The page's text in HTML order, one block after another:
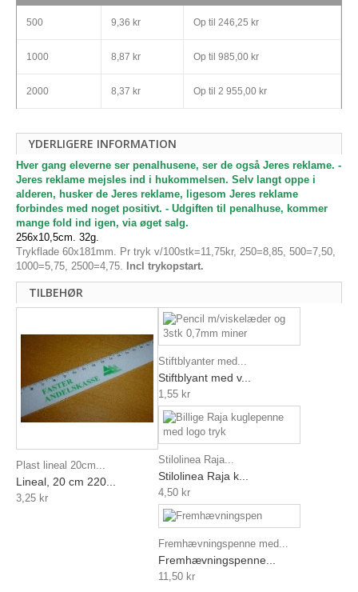
500 9,36 kr Op til 246,25 kr
1000 8,87 kr Op til 985,00 kr
2000 8,37 kr Op til 2 955,00 kr
YDERLIGERE INFORMATION
Hver gang eleverne ser penalhusene, ser de også Jeres reklame. -
Jeres reklame mejsles ind i hukommelsen. Selv langt oppe i
alderen, husker de Jeres reklame, ligesom Jeres reklame
forbindes med noget positivt. - Udgiften til penalhuse, kommer
mange fold ind igen, via øget salg.
256x10,5cm. 32g.
Trykflade 60x181mm. Pr tryk v/100stk=11,75kr, 250=8,85, 500=7,50,
1000=5,75, 2500=4,75. Incl trykopstart.
TILBEHØR
Plast lineal 20cm...
Lineal, 20 cm 220...
3,25 kr
Stiftblyanter med...
Stiftblyant med v...
1,55 kr
Stilolinea Raja...
Stilolinea Raja k...
4,50 kr
Fremhævningspenne med...
Fremhævningspenne...
11,50 kr